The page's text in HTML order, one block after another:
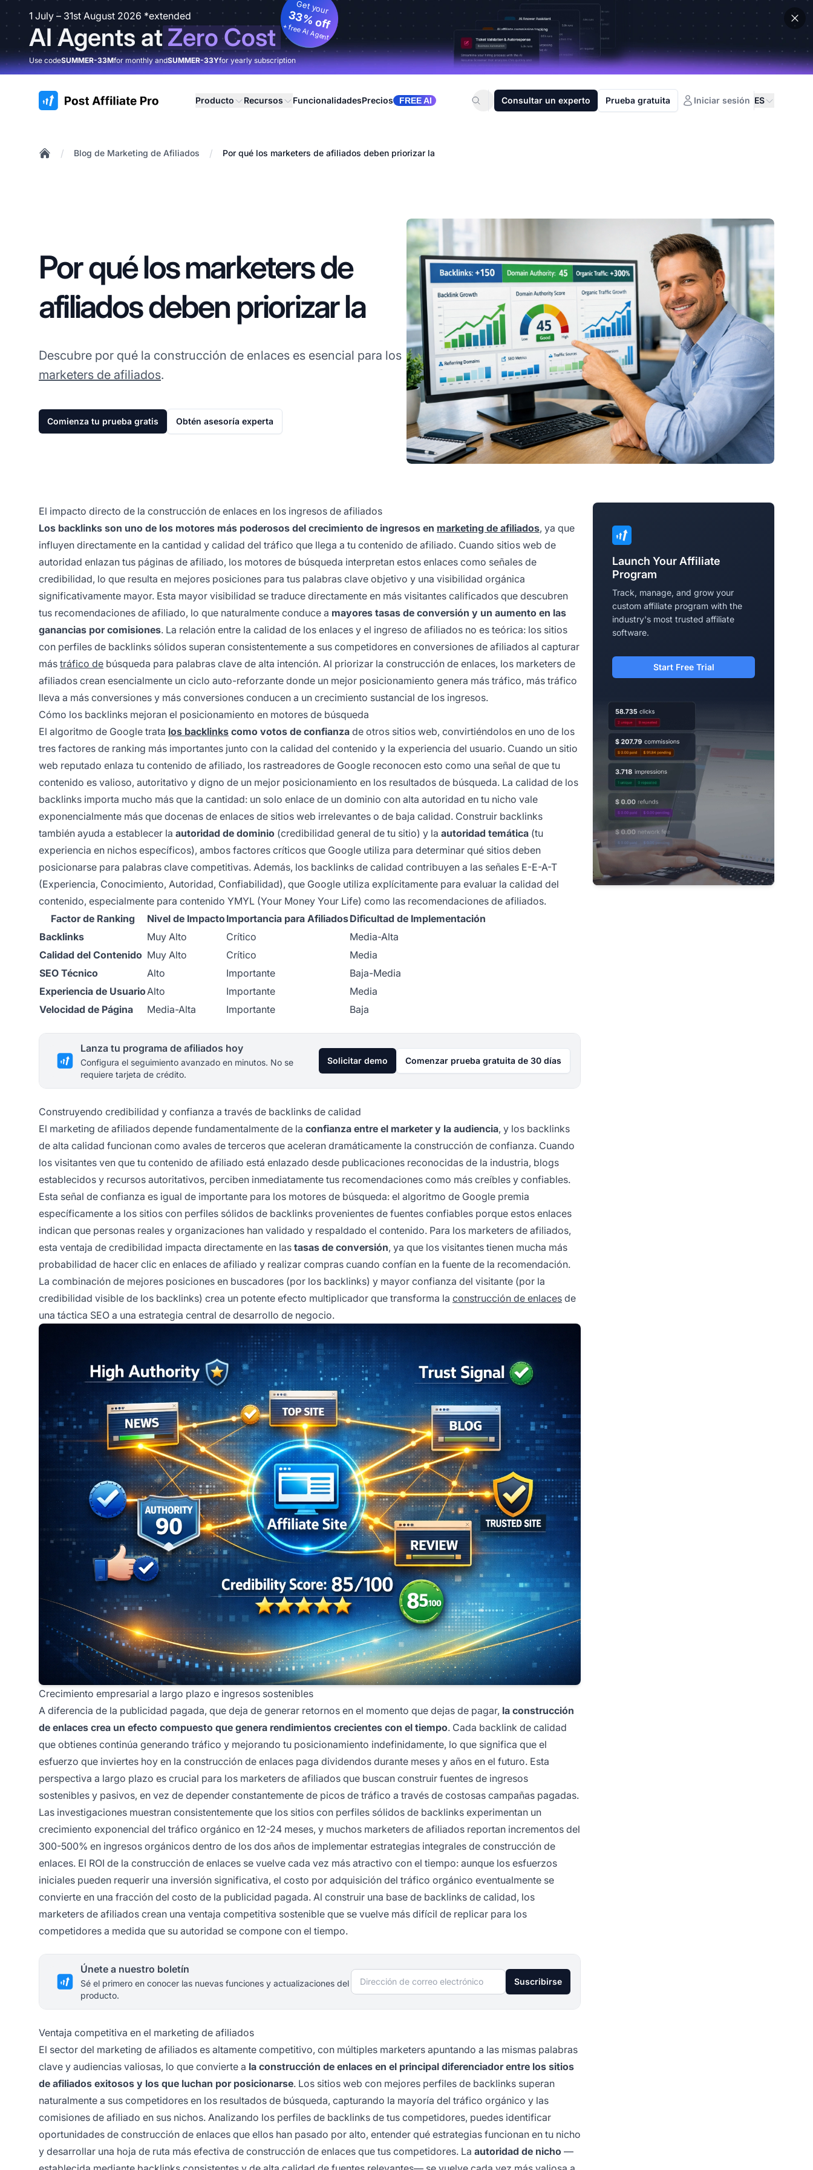
1 July – 31st August 2026 *extended
AI Agents atZero Cost
Get your
33% off
+ free AI Agent
Use codeSUMMER-33Mfor monthly andSUMMER-33Yfor yearly subscription
:site.title Producto Recursos FuncionalidadesPrecios FREE AI Consultar un experto Prueba gratuita Iniciar sesión ES
/ Blog de Marketing de Afiliados / Por qué los marketers de afiliados deben priorizar la
Por qué los marketers de
afiliados deben priorizar la
Descubre por qué la construcción de enlaces es esencial para los
marketers de afiliados.
Comienza tu prueba gratis Obtén asesoría experta
El impacto directo de la construcción de enlaces en los ingresos de afiliados
Los backlinks son uno de los motores más poderosos del crecimiento de ingresos en marketing de afiliados, ya que
influyen directamente en la cantidad y calidad del tráfico que llega a tu contenido de afiliado. Cuando sitios web de
autoridad enlazan tus páginas de afiliado, los motores de búsqueda interpretan estos enlaces como señales de
credibilidad, lo que resulta en mejores posiciones para tus palabras clave objetivo y una visibilidad orgánica
significativamente mayor. Esta mayor visibilidad se traduce directamente en más visitantes calificados que descubren
tus recomendaciones de afiliado, lo que naturalmente conduce a mayores tasas de conversión y un aumento en las
ganancias por comisiones. La relación entre la calidad de los enlaces y el ingreso de afiliados no es teórica: los sitios
con perfiles de backlinks sólidos superan consistentemente a sus competidores en conversiones de afiliados al capturar
más tráfico de búsqueda para palabras clave de alta intención. Al priorizar la construcción de enlaces, los marketers de
afiliados crean esencialmente un ciclo auto-reforzante donde un mejor posicionamiento genera más tráfico, más tráfico
lleva a más conversiones y más conversiones conducen a un crecimiento sustancial de los ingresos.
Cómo los backlinks mejoran el posicionamiento en motores de búsqueda
El algoritmo de Google trata los backlinks como votos de confianza de otros sitios web, convirtiéndolos en uno de los
tres factores de ranking más importantes junto con la calidad del contenido y la experiencia del usuario. Cuando un sitio
web reputado enlaza tu contenido de afiliado, los rastreadores de Google reconocen esto como una señal de que tu
contenido es valioso, autoritativo y digno de un mejor posicionamiento en los resultados de búsqueda. La calidad de los
backlinks importa mucho más que la cantidad: un solo enlace de un dominio con alta autoridad en tu nicho vale
exponencialmente más que docenas de enlaces de sitios web irrelevantes o de baja calidad. Construir backlinks
también ayuda a establecer la autoridad de dominio (credibilidad general de tu sitio) y la autoridad temática (tu
experiencia en nichos específicos), ambos factores críticos que Google utiliza para determinar qué sitios deben
posicionarse para palabras clave competitivas. Además, los backlinks de calidad contribuyen a las señales E-E-A-T
(Experiencia, Conocimiento, Autoridad, Confiabilidad), que Google utiliza explícitamente para evaluar la calidad del
contenido, especialmente para contenido YMYL (Your Money Your Life) como las recomendaciones de afiliados.
Factor de Ranking
Nivel de Impacto Importancia para AfiliadosDificultad de Implementación
Backlinks
Muy Alto Crítico
Media-Alta
Calidad del Contenido Muy Alto Crítico
Media
SEO Técnico
Alto Importante
Baja-Media
Experiencia de Usuario Alto Importante
Media
Velocidad de Página
Media-Alta Importante Baja
Lanza tu programa de afiliados hoy
Configura el seguimiento avanzado en minutos. No se
requiere tarjeta de crédito.
Solicitar demo Comenzar prueba gratuita de 30 días
Construyendo credibilidad y confianza a través de backlinks de calidad
El marketing de afiliados depende fundamentalmente de la confianza entre el marketer y la audiencia, y los backlinks
de alta calidad funcionan como avales de terceros que aceleran dramáticamente la construcción de confianza. Cuando
los visitantes ven que tu contenido de afiliado está enlazado desde publicaciones reconocidas de la industria, blogs
establecidos y recursos autoritativos, perciben inmediatamente tus recomendaciones como más creíbles y confiables.
Esta señal de confianza es igual de importante para los motores de búsqueda: el algoritmo de Google premia
específicamente a los sitios con perfiles sólidos de backlinks provenientes de fuentes confiables porque estos enlaces
indican que personas reales y organizaciones han validado y respaldado el contenido. Para los marketers de afiliados,
esta ventaja de credibilidad impacta directamente en las tasas de conversión, ya que los visitantes tienen mucha más
probabilidad de hacer clic en enlaces de afiliado y realizar compras cuando confían en la fuente de la recomendación.
La combinación de mejores posiciones en buscadores (por los backlinks) y mayor confianza del visitante (por la
credibilidad visible de los backlinks) crea un potente efecto multiplicador que transforma la construcción de enlaces de
una táctica SEO a una estrategia central de desarrollo de negocio.
Crecimiento empresarial a largo plazo e ingresos sostenibles
A diferencia de la publicidad pagada, que deja de generar retornos en el momento que dejas de pagar, la construcción
de enlaces crea un efecto compuesto que genera rendimientos crecientes con el tiempo. Cada backlink de calidad
que obtienes continúa generando tráfico y mejorando tu posicionamiento indefinidamente, lo que significa que el
esfuerzo que inviertes hoy en la construcción de enlaces paga dividendos durante meses y años en el futuro. Esta
perspectiva a largo plazo es crucial para los marketers de afiliados que buscan construir fuentes de ingresos
sostenibles y pasivos, en vez de depender constantemente de picos de tráfico a través de costosas campañas pagadas.
Las investigaciones muestran consistentemente que los sitios con perfiles sólidos de backlinks experimentan un
crecimiento exponencial del tráfico orgánico en 12-24 meses, y muchos marketers de afiliados reportan incrementos del
300-500% en ingresos orgánicos dentro de los dos años de implementar estrategias integrales de construcción de
enlaces. El ROI de la construcción de enlaces se vuelve cada vez más atractivo con el tiempo: aunque los esfuerzos
iniciales pueden requerir una inversión significativa, el costo por adquisición del tráfico orgánico eventualmente se
convierte en una fracción del costo de la publicidad pagada. Al construir una base de backlinks de calidad, los
marketers de afiliados crean una ventaja competitiva sostenible que se vuelve más difícil de replicar para los
competidores a medida que su autoridad se compone con el tiempo.
Únete a nuestro boletín
Sé el primero en conocer las nuevas funciones y actualizaciones del
producto.
Dirección de correo electrónico Suscribirse
Ventaja competitiva en el marketing de afiliados
El sector del marketing de afiliados es altamente competitivo, con múltiples marketers apuntando a las mismas palabras
clave y audiencias valiosas, lo que convierte a la construcción de enlaces en el principal diferenciador entre los sitios
de afiliados exitosos y los que luchan por posicionarse. Los sitios web con mejores perfiles de backlinks superan
naturalmente a sus competidores en los resultados de búsqueda, capturando la mayoría del tráfico orgánico y las
comisiones de afiliado en sus nichos. Analizando los perfiles de backlinks de tus competidores, puedes identificar
oportunidades de construcción de enlaces que ellos han pasado por alto, entender qué estrategias funcionan en tu nicho
y desarrollar una hoja de ruta más efectiva de construcción de enlaces que tus competidores. La autoridad de nicho —
Launch Your Affiliate
Program
Track, manage, and grow your
custom affiliate program with the
industry's most trusted affiliate
software.
Start Free Trial